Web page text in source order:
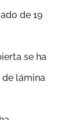
de 19
se ha
lámina